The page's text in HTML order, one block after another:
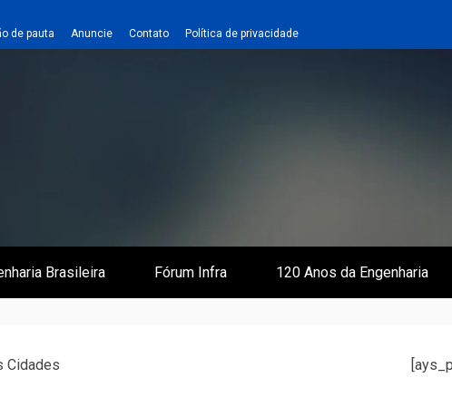
de pauta Anuncie Contato Política de privacidade
Brasileira Fórum Infra 120 Anos da Engenharia
Cidades